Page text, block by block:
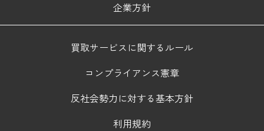
企業方針
買取サービスに関するルール
コンプライアンス憲章
反社会勢力に対する基本方針
利用規約